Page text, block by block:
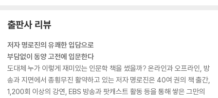
에 제자들은 선생님 댁에서 먹고 자면서 24시간 같이 지냈어. 많을 때는 1
백여 명의 제자들이 공자와 함께 생활했지. … 제자들이 매의 눈으로 관찰
해 보니 공자 선생님은 당신이 한 말을 반드시 지키신단 말이야. 잘못이 있
으면 꼭 고치셨어. 보통 사람과 달랐던 거야. 이런 분이 “잘못이 있어도 고
치지 않는 것, 이것이 바로 잘못이다.”라고 말했다면? 적어야지, 안 그래?
‘3. 『논어』_2,500년 동안 베스트셀러에 오르다’ 중에서
출판사 리뷰
저자 명로진의 유쾌한 입담으로
부담없이 동양 고전에 입문한다
도대체 누가 이렇게 재미있는 인문학 책을 썼을까? 온라인과 오프라인, 방
송과 지면에서 종횡무진 활약하고 있는 저자 명로진은 40여 권의 책 출간,
1,200회 이상의 강연, EBS 방송과 팟캐스트 활동 등을 통해 쌓은 그만의